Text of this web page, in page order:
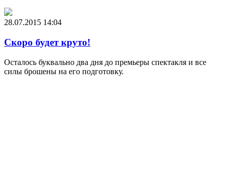
28.07.2015 14:04
Скоро будет круто!
Осталось буквально два дня до премьеры спектакля и все
силы брошены на его подготовку.